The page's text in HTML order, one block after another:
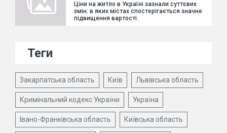
Ціни на житло в Україні зазнали суттєвих
змін: в яких містах спостерігається значне
підвищення вартості.
Теги
Закарпатська область Київ Львівська область
Кримінальний кодекс України Україна
Івано-Франківська область Київська область